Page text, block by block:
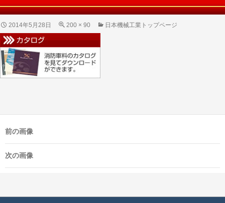
2014年5月28日 200 × 90 日本機械工業トップページ
前の画像
次の画像